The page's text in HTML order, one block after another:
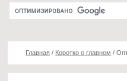
Главная / Коротко о главном /